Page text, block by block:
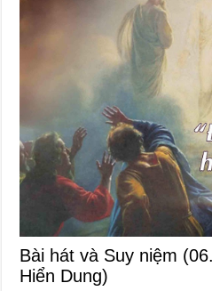
Bài hát và Suy niệm
Hiển Dung)